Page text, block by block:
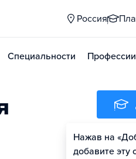
Россия
Специальности Профессии
Нажав на
добавите эту